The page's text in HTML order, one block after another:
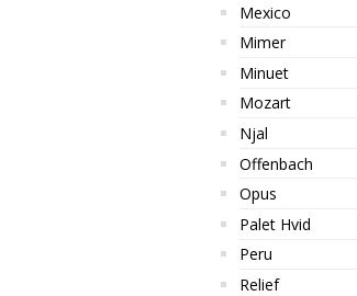
Mexico
Mimer
Minuet
Mozart
Njal
Offenbach
Opus
Palet Hvid
Peru
Relief